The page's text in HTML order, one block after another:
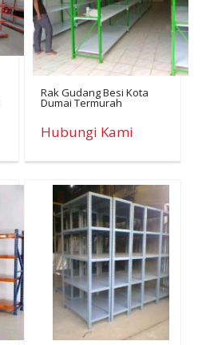
Rak Gudang Besi Kota
Dumai Termurah
Hubungi Kami